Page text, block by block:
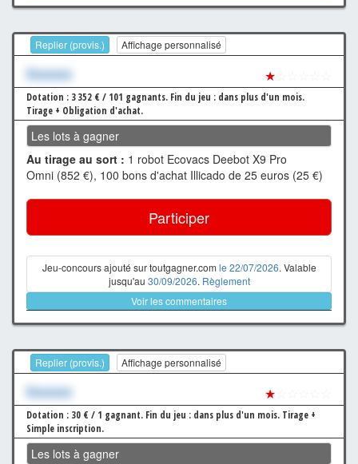
Replier (provis.) Affichage personnalisé
Xxxxxxx ★
Dotation : 3 352 € / 101 gagnants. Fin du jeu : dans plus d'un mois.
Tirage + Obligation d'achat.
Les lots à gagner
Au tirage au sort : 1 robot Ecovacs Deebot X9 Pro
Omni (852 €), 100 bons d'achat Illicado de 25 euros (25 €)
Participer
Jeu-concours ajouté sur toutgagner.com le 22/07/2026. Valable
jusqu'au 30/09/2026. Règlement
Voir les commentaires
Replier (provis.) Affichage personnalisé
Xxxxxxx ★
Dotation : 30 € / 1 gagnant. Fin du jeu : dans plus d'un mois. Tirage +
Simple inscription.
Les lots à gagner